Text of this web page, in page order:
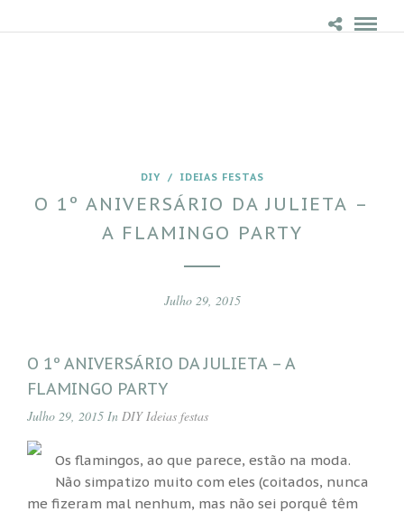
DIY / IDEIAS FESTAS
O 1º ANIVERSÁRIO DA JULIETA –
A FLAMINGO PARTY
Julho 29, 2015
O 1º ANIVERSÁRIO DA JULIETA – A
FLAMINGO PARTY
Julho 29, 2015 In DIY Ideias festas
Os flamingos, ao que parece, estão na moda.
Não simpatizo muito com eles (coitados, nunca
me fizeram mal nenhum, mas não sei porquê têm